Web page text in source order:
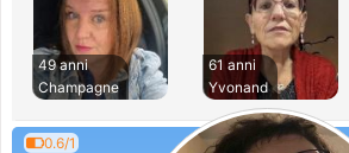
49 anni
Champagne
61 anni
Yvonand
0.6/1